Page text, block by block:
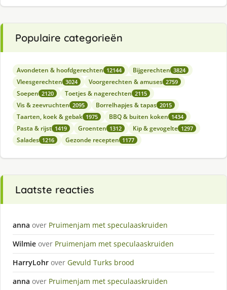
Populaire categorieën
Avondeten & hoofdgerechten 12144 Bijgerechten 3824
Vleesgerechten 3024 Voorgerechten & amuses 2759
Soepen 2120 Toetjes & nagerechten 2115
Vis & zeevruchten 2095 Borrelhapjes & tapas 2015
Taarten, koek & gebak 1975 BBQ & buiten koken 1434
Pasta & rijst 1419 Groenten 1312 Kip & gevogelte 1297
Salades 1216 Gezonde recepten 1177
Laatste reacties
anna over Pruimenjam met speculaaskruiden
Wilmie over Pruimenjam met speculaaskruiden
HarryLohr over Gevuld Turks brood
anna over Pruimenjam met speculaaskruiden